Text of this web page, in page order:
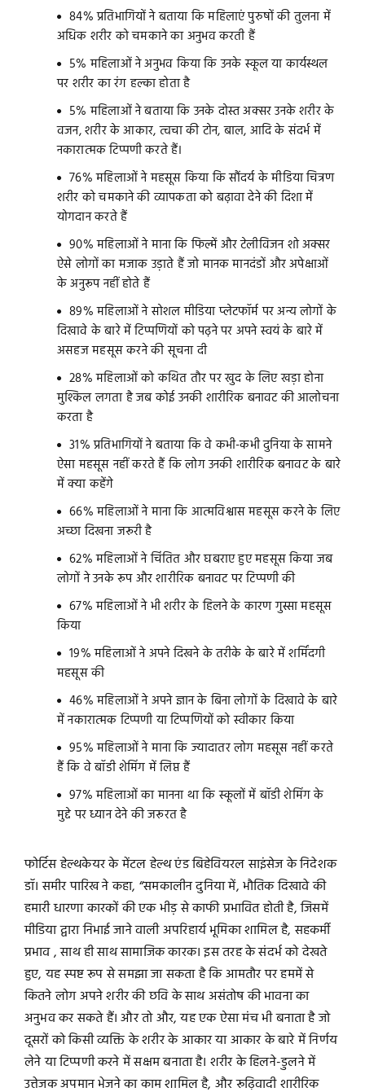
84% प्रतिभागियों ने बताया कि महिलाएं पुरुषों की तुलना में
अधिक शरीर को चमकाने का अनुभव करती हैं
5% महिलाओं ने अनुभव किया कि उनके स्कूल या कार्यस्थल
पर शरीर का रंग हल्का होता है
5% महिलाओं ने बताया कि उनके दोस्त अक्सर उनके शरीर के
वजन, शरीर के आकार, त्वचा की टोन, बाल, आदि के संदर्भ में
नकारात्मक टिप्पणी करते हैं।
76% महिलाओं ने महसूस किया कि सौंदर्य के मीडिया चित्रण
शरीर को चमकाने की व्यापकता को बढ़ावा देने की दिशा में
योगदान करते हैं
90% महिलाओं ने माना कि फिल्में और टेलीविजन शो अक्सर
ऐसे लोगों का मजाक उड़ाते हैं जो मानक मानदंडों और अपेक्षाओं
के अनुरूप नहीं होते हैं
89% महिलाओं ने सोशल मीडिया प्लेटफॉर्म पर अन्य लोगों के
दिखावे के बारे में टिप्पणियों को पढ़ने पर अपने स्वयं के बारे में
असहज महसूस करने की सूचना दी
28% महिलाओं को कथित तौर पर खुद के लिए खड़ा होना
मुश्किल लगता है जब कोई उनकी शारीरिक बनावट की आलोचना
करता है
31% प्रतिभागियों ने बताया कि वे कभी-कभी दुनिया के सामने
ऐसा महसूस नहीं करते हैं कि लोग उनकी शारीरिक बनावट के बारे
में क्या कहेंगे
66% महिलाओं ने माना कि आत्मविश्वास महसूस करने के लिए
अच्छा दिखना जरूरी है
62% महिलाओं ने चिंतित और घबराए हुए महसूस किया जब
लोगों ने उनके रूप और शारीरिक बनावट पर टिप्पणी की
67% महिलाओं ने भी शरीर के हिलने के कारण गुस्सा महसूस
किया
19% महिलाओं ने अपने दिखने के तरीके के बारे में शर्मिंदगी
महसूस की
46% महिलाओं ने अपने ज्ञान के बिना लोगों के दिखावे के बारे
में नकारात्मक टिप्पणी या टिप्पणियों को स्वीकार किया
95% महिलाओं ने माना कि ज्यादातर लोग महसूस नहीं करते
हैं कि वे बॉडी शेमिंग में लिप्त हैं
97% महिलाओं का मानना ​​था कि स्कूलों में बॉडी शेमिंग के
मुद्दे पर ध्यान देने की जरूरत है
फोर्टिस हेल्थकेयर के मेंटल हेल्थ एंड बिहेवियरल साइंसेज के निदेशक
डॉ। समीर पारिख ने कहा, “समकालीन दुनिया में, भौतिक दिखावे की
हमारी धारणा कारकों की एक भीड़ से काफी प्रभावित होती है, जिसमें
मीडिया द्वारा निभाई जाने वाली अपरिहार्य भूमिका शामिल है, सहकर्मी
प्रभाव , साथ ही साथ सामाजिक कारक। इस तरह के संदर्भ को देखते
हुए, यह स्पष्ट रूप से समझा जा सकता है कि आमतौर पर हममें से
कितने लोग अपने शरीर की छवि के साथ असंतोष की भावना का
अनुभव कर सकते हैं। और तो और, यह एक ऐसा मंच भी बनाता है जो
दूसरों को किसी व्यक्ति के शरीर के आकार या आकार के बारे में निर्णय
लेने या टिप्पणी करने में सक्षम बनाता है। शरीर के हिलने-डुलने में
उत्तेजक अपमान भेजने का काम शामिल है, और रूढ़िवादी शारीरिक